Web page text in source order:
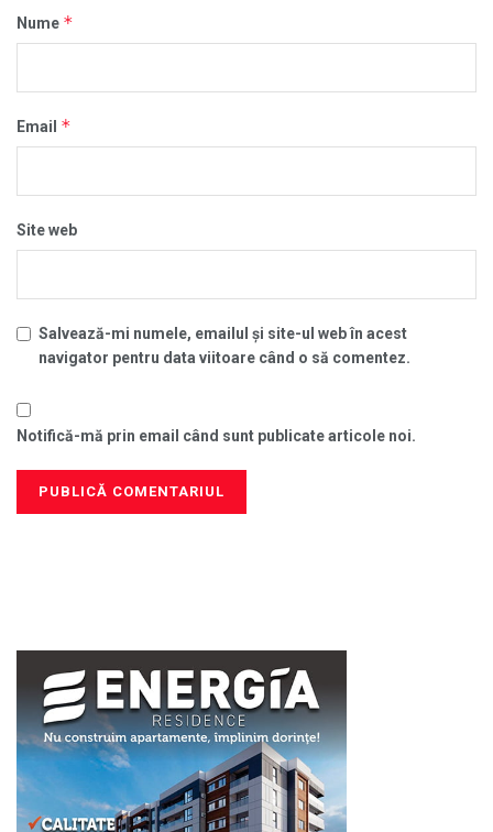
Nume *
Email *
Site web
Salvează-mi numele, emailul și site-ul web în acest
navigator pentru data viitoare când o să comentez.
Notifică-mă prin email când sunt publicate articole noi.